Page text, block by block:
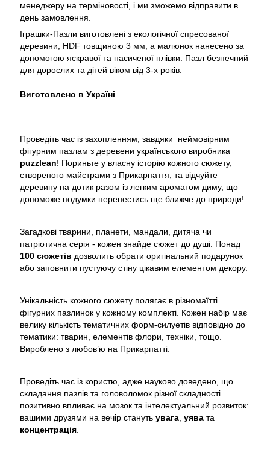
менеджеру на терміновості, і ми зможемо відправити в
день замовлення.
Іграшки-Пазли виготовлені з екологічної спресованої
деревини, HDF товщиною 3 мм, а малюнок нанесено за
допомогою яскравої та насиченої плівки. Пазл безпечний
для дорослих та дітей віком від 3-х років.
Виготовлено в Україні
Проведіть час із захопленням, завдяки неймовірним
фігурним пазлам з деревени українського виробника
puzzlean! Пориньте у власну історію кожного сюжету,
створеного майстрами з Прикарпаття, та відчуйте
деревину на дотик разом із легким ароматом диму, що
допоможе подумки перенестись ще ближче до природи!
Загадкові тварини, планети, мандали, дитяча чи
патріотична серія - кожен знайде сюжет до душі. Понад
100 сюжетів дозволить обрати оригінальний подарунок
або заповнити пустуючу стіну цікавим елементом декору.
Унікальність кожного сюжету полягає в різномаїтті
фігурних пазлинок у кожному комплекті. Кожен набір має
велику кількість тематичних форм-силуетів відповідно до
тематики: тварин, елементів флори, техніки, тощо.
Вироблено з любов’ю на Прикарпатті.
Проведіть час із користю, адже науково доведено, що
складання пазлів та головоломок різної складності
позитивно впливає на мозок та інтелектуальний розвиток:
вашими друзями на вечір стануть увага, уява та
концентрація.